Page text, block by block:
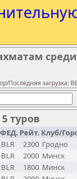
загрузка:
туров
ФЕД. Рейт. Клуб/
BLR 2300 Гродно
BLR 2000 Минск
BLR 1800 Минск